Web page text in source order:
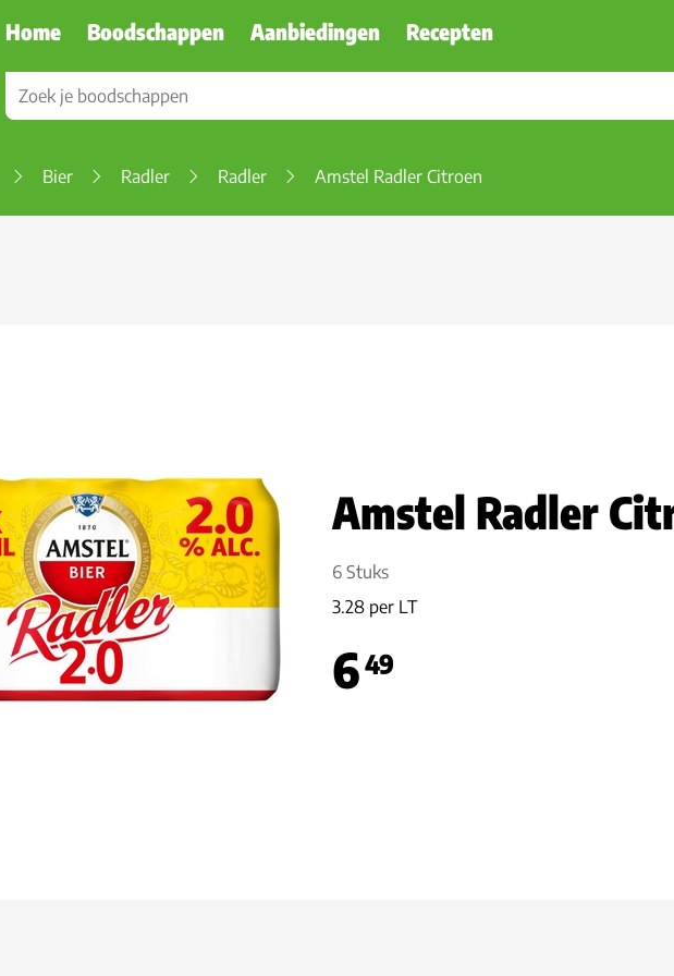
Home Boodschappen Aanbiedingen Recepten
Bier Radler Radler Amstel Radler Citroen
Amstel Radler
6 Stuks
3.28 per LT
649